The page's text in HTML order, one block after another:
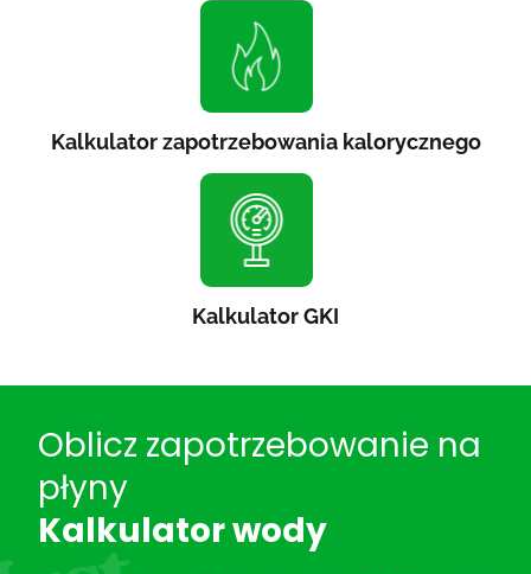
Kalkulator zapotrzebowania kalorycznego
Kalkulator GKI
Oblicz zapotrzebowanie na
płyny
Kalkulator wody